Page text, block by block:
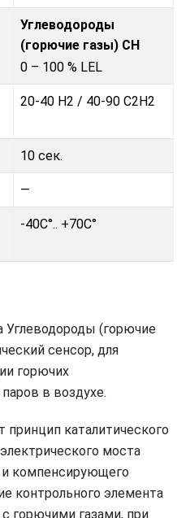
Углеводороды
(горючие газы) CH
0 – 100 % LEL
20-40 H2 / 40-90 C2H2
10 сек.
—
-40C°.. +70C°
Углеводороды (горючие
сенсор, для
горючих
в воздухе.
принцип каталитического
моста
и компенсирующего
контрольного элемента
горючими газами, при